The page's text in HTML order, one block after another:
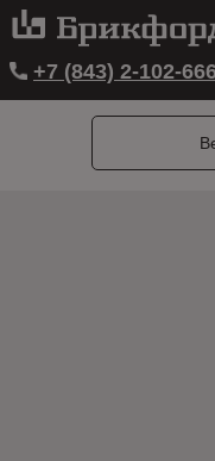
+7 (843) 2-102-666